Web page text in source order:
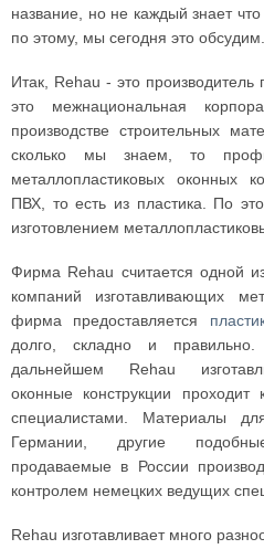
название, но не каждый знает
по этому, мы сегодня это обсудим.
Итак, Rehau - это
это межнациональная
производстве строительных
сколько мы знаем, то
металлопластиковых оконных
ПВХ, то есть из пластика. По
изготовлением
Фирма Rehau считается одной
компаний изготавливающих
фирма предоставляется
долго, складно и
дальнейшем Rehau
оконные конструкции проходит
специалистами. Материалы
Германии, другие
продаваемые в России
контролем немецких ведущих
Rehau изготавливает много